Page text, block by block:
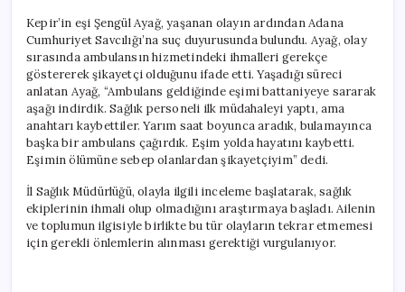
Kepir’in eşi Şengül Ayağ, yaşanan olayın ardından Adana
Cumhuriyet Savcılığı’na suç duyurusunda bulundu. Ayağ, olay
sırasında ambulansın hizmetindeki ihmalleri gerekçe
göstererek şikayetçi olduğunu ifade etti. Yaşadığı süreci
anlatan Ayağ, “Ambulans geldiğinde eşimi battaniyeye sararak
aşağı indirdik. Sağlık personeli ilk müdahaleyi yaptı, ama
anahtarı kaybettiler. Yarım saat boyunca aradık, bulamayınca
başka bir ambulans çağırdık. Eşim yolda hayatını kaybetti.
Eşimin ölümüne sebep olanlardan şikayetçiyim” dedi.
İl Sağlık Müdürlüğü, olayla ilgili inceleme başlatarak, sağlık
ekiplerinin ihmali olup olmadığını araştırmaya başladı. Ailenin
ve toplumun ilgisiyle birlikte bu tür olayların tekrar etmemesi
için gerekli önlemlerin alınması gerektiği vurgulanıyor.